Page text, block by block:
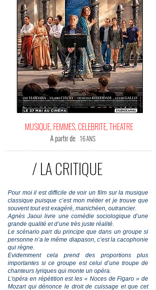
MUSIQUE, FEMMES, CELEBRITE, THEATRE
A partir de 16 ANS
/ LA CRITIQUE
Pour moi il est difficile de voir un film sur la musique
classique puisque c’est mon métier et je trouve que
souvent tout est exagéré, manichéen, outrancier.
Agnès Jaoui livre une comédie sociologique d’une
grande qualité et d’une très juste réalité.
Le scénario part du principe que dans un groupe si
personne n’a le même diapason, c’est la cacophonie
qui règne.
Evidemment cela prend des proportions plus
importantes si ce groupe est celui d’une troupe de
chanteurs lyriques qui monte un opéra.
L'opéra en répétition est les « Noces de Figaro » de
Mozart qui dénonce le droit de cuissage et que cet